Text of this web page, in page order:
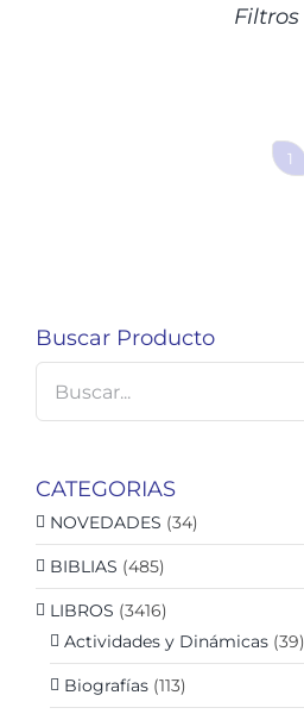
Filtros
1
Buscar Producto
CATEGORIAS
NOVEDADES (34)
BIBLIAS (485)
LIBROS (3416)
Actividades y Dinámicas (39)
Biografías (113)